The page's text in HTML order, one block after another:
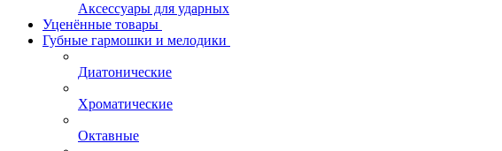
Аксессуары для ударных
Уценённые товары
Губные гармошки и мелодики
Диатонические
Хроматические
Октавные